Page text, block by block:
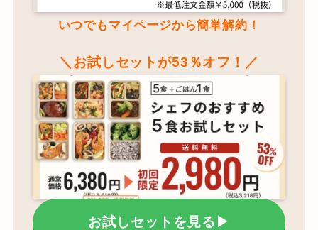
いつでもマイページから簡単解約！
＼お試しセットが53％オフ！／
お試しセットを見る▶